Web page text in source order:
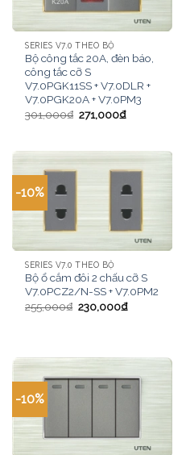
SERIES V7.0 THEO BỘ
Bộ công tắc 20A, đèn báo,
công tắc cỡ S
V7.0PGK11SS + V7.0DLR +
V7.0PGK20A + V7.0PM3
301,000₫ 271,000₫
-10%
SERIES V7.0 THEO BỘ
Bộ ổ cắm đôi 2 chấu cỡ S
V7.0PCZ2/N-SS + V7.0PM2
255,000₫ 230,000₫
-10%